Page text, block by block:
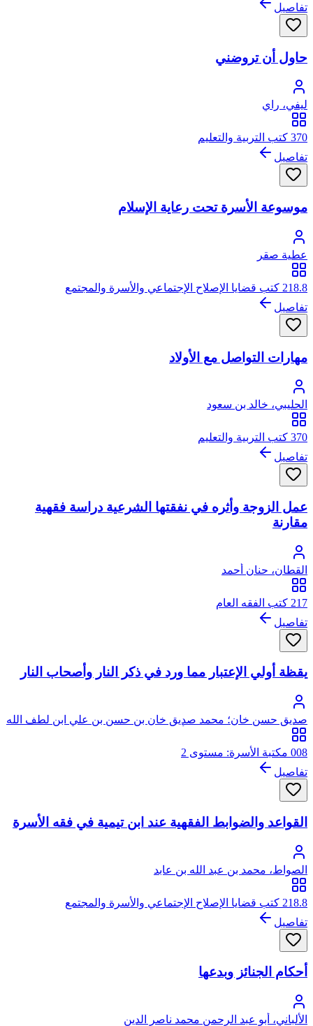
تفاصيل
حاول أن تروضني
ليفي، راي
370 كتب التربية والتعليم
تفاصيل
موسوعة الأسرة تحت رعاية الإسلام
عطية صقر
218.8 كتب قضايا الإصلاح الإجتماعي والأسرة والمجتمع
تفاصيل
مهارات التواصل مع الأولاد
الحليبي، خالد بن سعود
370 كتب التربية والتعليم
تفاصيل
عمل الزوجة وأثره في نفقتها الشرعية دراسة فقهية
مقارنة
القطان، حنان أحمد
217 كتب الفقه العام
تفاصيل
يقظة أولي الإعتبار مما ورد في ذكر النار وأصحاب النار
صديق حسن خان؛ محمد صديق خان بن حسن بن علي ابن لطف الله
الحسيني البخاري القنوجي، أبو الطيب
008 مكتبة الأسرة: مستوى 2
تفاصيل
القواعد والضوابط الفقهية عند ابن تيمية في فقه الأسرة
الصواط، محمد بن عبد الله بن عابد
218.8 كتب قضايا الإصلاح الإجتماعي والأسرة والمجتمع
تفاصيل
أحكام الجنائز وبدعها
الألباني، أبو عبد الرحمن محمد ناصر الدين